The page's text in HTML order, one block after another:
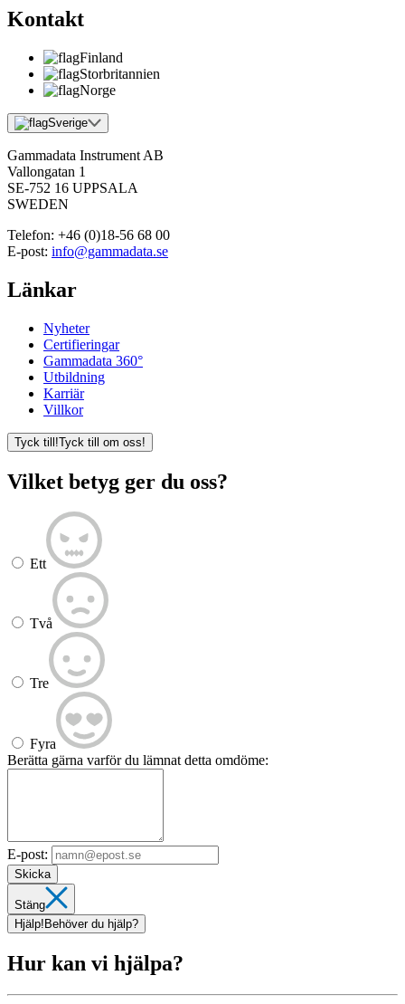
Kontakt
Finland
Storbritannien
Norge
Sverige
Gammadata Instrument AB
Vallongatan 1
SE-752 16 UPPSALA
SWEDEN
Telefon: +46 (0)18-56 68 00
E-post: info@gammadata.se
Länkar
Nyheter
Certifieringar
Gammadata 360°
Utbildning
Karriär
Villkor
Tyck till!Tyck till om oss!
Vilket betyg ger du oss?
Ett
Två
Tre
Fyra
Berätta gärna varför du lämnat detta omdöme:
E-post:
Skicka
Stäng
Hjälp! Behöver du hjälp?
Hur kan vi hjälpa?